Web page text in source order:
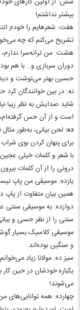
بیشتر نداشتم!
هفت: شعرهایم را خودم
تشریح می‌کنم که چه
هشت: من ترانه‌سرا
دوران سربازی و… با هم
حسین بهتر می‌نوشت و
نه: در بین خوانندگان
شاید صدایش به نظر زیبا
است و از آن حس گرفته‌ام،
ده: لحن بیانی، به‌طور
برای پنهان کردن بوی
با شعر و کلمات خیلی
درونی را از آن کلمات
یازده: موسیقی من پاپ
همین بیان متفاوت از پاپ
دوازده: به موسیقی سنتی
سنتی را از نظر حسی و
موسیقی کلاسیک بسیار
و سنگین بوده‌اند.
سیز ده: مولانا زیاد
یکباره خودشان در حین
می‌شوند!
چهارده: همه توانایی‌های